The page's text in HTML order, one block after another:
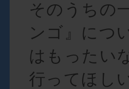
そのうちの
ンゴ』につ
はもったい
行ってほし